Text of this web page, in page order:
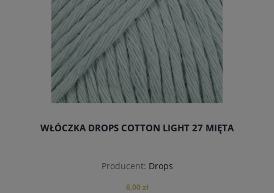
WŁÓCZKA DROPS COTTON LIGHT 27 MIĘTA
Producent: Drops
6,00 zł